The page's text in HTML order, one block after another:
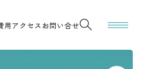
用アクセス お問い合せ